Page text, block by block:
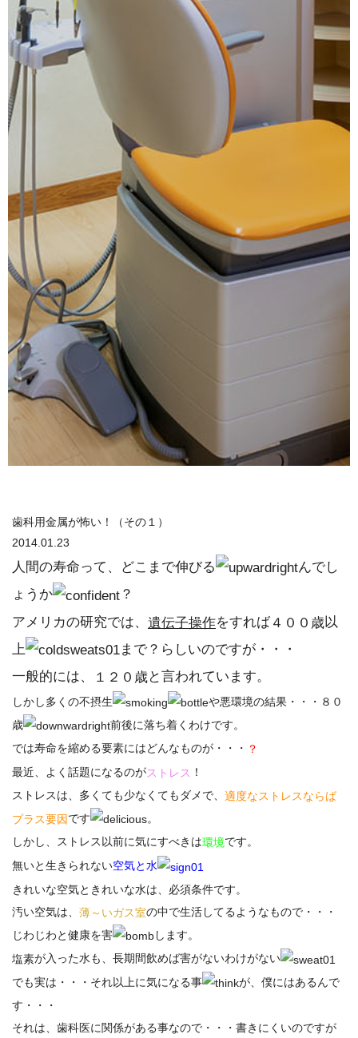
歯科用金属が怖い！（その１）
2014.01.23
人間の寿命って、どこまで伸びる
んでし
ょうか
？
アメリカの研究では、 遺伝子操作をすれば４００歳以
上
まで？らしいのですが・・・
一般的には、
１２０歳と言われています。
しかし多くの不摂生
や悪環境の結果・・・８０
歳
前後に落ち着くわけです。
では寿命を縮める要素にはどんなものが・・・ ？
最近、よく話題になるのがストレス ！
ストレスは、多くても少なくてもダメで、 適度なストレスならば
プラス要因です
。
しかし、ストレス以前に気にすべきは環境です。
無いと生きられない空気と水
きれいな空気ときれいな水は、必須条件です。
汚い空気は、 薄～いガス室の中で生活してるようなもので・・・
じわじわと健康を害
します。
塩素が入った水も、長期間飲めば害がないわけがない
でも実は・・・それ以上に気になる事
が、僕にはあるんで
す・・・
それは、歯科医に関係がある事なので・・・書きにくいのですが